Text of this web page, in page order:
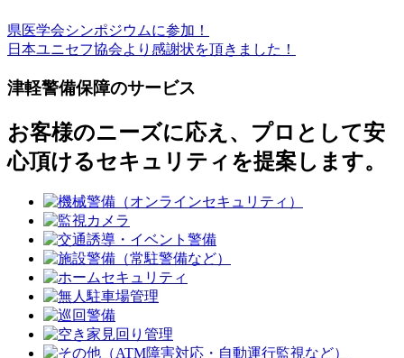
投
稿
ナ
ビ
ゲ
ー
前
の
事
県医学会シンポジウムに参加！
次
記
日本ユニセフ協会より感謝状を頂きました！
津軽警備保障のサービス
お客様のニーズに応え、プロとして安
心頂けるセキュリティを提案します。